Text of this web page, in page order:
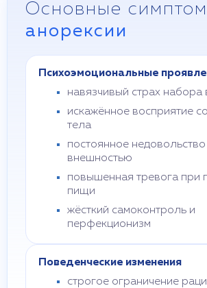
Основные
анорексии
Психоэмоциональные
навязчивый страх набора
искажённое восприятие
тела
постоянное недовольство
внешностью
повышенная тревога при
пищи
жёсткий самоконтроль и
перфекционизм
Поведенческие изменения
строгое ограничение